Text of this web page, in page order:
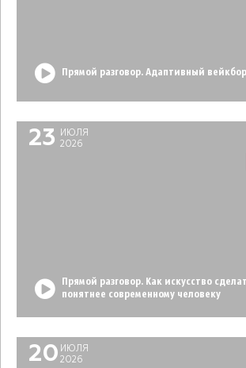
Прямой разговор. Адаптивный
23
ИЮЛЯ
2026
Прямой разговор. Как искусство
понятнее современному человеку
20 ИЮЛЯ
2026